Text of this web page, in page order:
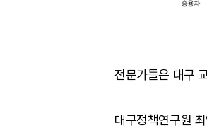
전문가들은 대구
대구정책연구원